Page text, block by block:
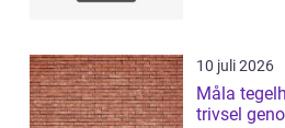
10 juli 2026
Måla
trivsel